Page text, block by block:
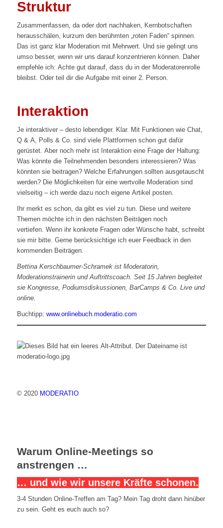
Struktur
Zusammenfassen, da oder dort nachhaken, Kernbotschaften
herausschälen, kurzum den berühmten „roten Faden“ spinnen.
Das ist ganz klar Moderation mit Mehrwert. Und sie gelingt uns
umso besser, wenn wir uns darauf konzentrieren können. Daher
empfehle ich: Achte gut darauf, dass du in der Moderatorenrolle
bleibst. Oder teil dir die Aufgabe mit einer 2. Person.
Interaktion
Je interaktiver – desto lebendiger. Klar. Mit Funktionen wie Chat,
Q & A, Polls & Co. sind viele Plattformen schon gut dafür
gerüstet. Aber noch mehr ist Interaktion eine Frage der Haltung:
Was könnte die Teilnehmenden besonders interessieren? Was
könnten sie beitragen? Welche Erfahrungen sollten ausgetauscht
werden? Die Möglichkeiten für eine wertvolle Moderation sind
vielseitig – ich werde dazu noch eigene Artikel posten.
Ihr merkt es schon, da gibt es viel zu tun. Diese und weitere
Themen möchte ich in den nächsten Beiträgen noch
vertiefen. Wenn ihr konkrete Fragen oder Wünsche habt, schreibt
sie mir bitte. Gerne berücksichtige ich euer Feedback in den
kommenden Beiträgen.
Bettina Kerschbaumer-Schramek ist Moderatorin,
Moderationstrainerin und Auftrittscoach. Seit 15 Jahren begleitet
sie Kongresse, Podiumsdiskussionen, BarCamps & Co. Live und
online.
Buchtipp: www.onlinebuch.moderatio.com
© 2020 MODERATIO
Warum Online-Meetings so
anstrengen …
… und wie wir unsere Kräfte schonen.
3-4 Stunden Online-Treffen am Tag? Mein Tag droht dann hinüber
zu sein. Geht es euch auch so?